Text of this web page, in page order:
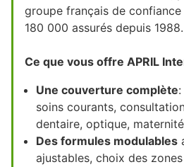
groupe français de
180 000 assurés depuis 1988.
Ce que vous offre APRIL
Une couverture complète
soins courants,
dentaire, optique,
Des formules modulables
ajustables, choix des